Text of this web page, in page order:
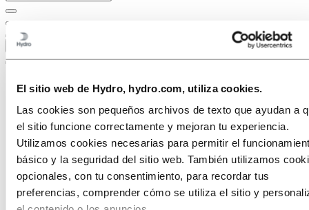
El sitio web de Hydro, hydro.com, utiliza cookies.
Las cookies son pequeños archivos de texto que ayudan a
el sitio funcione correctamente y mejoran tu experiencia.
Utilizamos cookies necesarias para permitir el
básico y la seguridad del sitio web. También utilizamos
opcionales, con tu consentimiento, para recordar tus
preferencias, comprender cómo se utiliza el sitio y
Cerrar